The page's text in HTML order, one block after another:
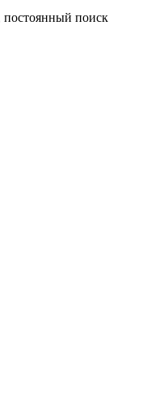
постоянный поиск